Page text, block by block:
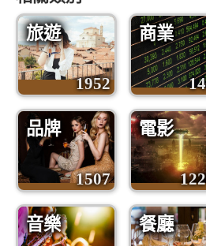
旅遊
1952
商業
品牌
1507
電影
音樂 餐廳